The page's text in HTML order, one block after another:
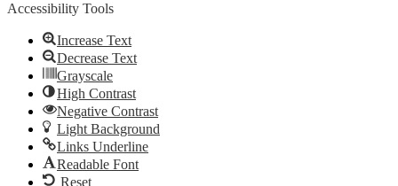
Accessibility Tools
Increase Text
Decrease Text
Grayscale
High Contrast
Negative Contrast
Light Background
Links Underline
Readable Font
Reset